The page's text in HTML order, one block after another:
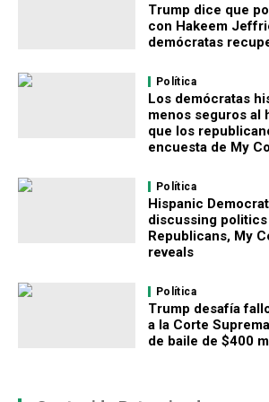
Trump dice que
con Hakeem
demócratas
Política
Los demócratas
menos seguros al
que los
encuesta de My
Política
Hispanic
discussing politics
Republicans, My
reveals
Política
Trump desafía
a la Corte
de baile de $400